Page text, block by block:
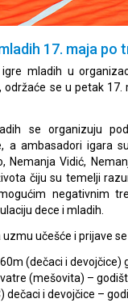
17. maja po
mladih u
održaće se u petak
se organizuju
a ambasadori igara
Nemanja Vidić,
čiju su temelji
negativnim
dece i mladih.
učešće i prijave
(dečaci i devojčice)
(mešovita) –
dečaci i devojčice –